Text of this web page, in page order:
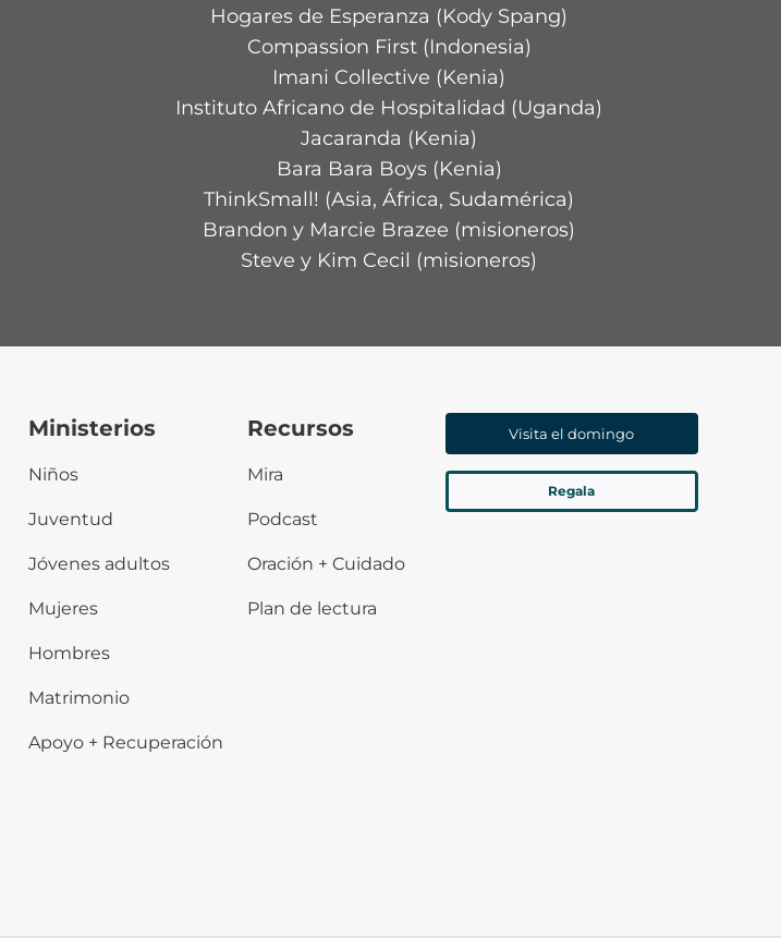
Hogares de Esperanza (Kody Spang)
Compassion First (Indonesia)
Imani Collective (Kenia)
Instituto Africano de Hospitalidad (Uganda)
Jacaranda (Kenia)
Bara Bara Boys (Kenia)
ThinkSmall! (Asia, África, Sudamérica)
Brandon y Marcie Brazee (misioneros)
Steve y Kim Cecil (misioneros)
Ministerios
Niños
Juventud
Jóvenes adultos
Mujeres
Hombres
Matrimonio
Apoyo + Recuperación
Recursos
Mira
Podcast
Oración + Cuidado
Plan de lectura
Visita el domingo
Regala